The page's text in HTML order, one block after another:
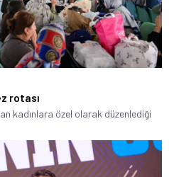
rotası
kadınlara özel olarak düzenlediği